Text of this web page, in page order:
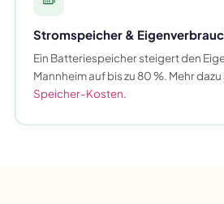
Stromspeicher &
Ein Batteriespeicher steigert den
Mannheim auf bis zu 80 %. Mehr
Speicher-Kosten.